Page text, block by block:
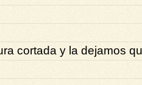
cortada y la dejamos